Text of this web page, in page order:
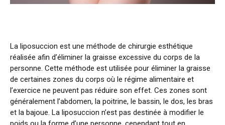
La liposuccion est une méthode de chirurgie esthétique
réalisée afin d’éliminer la graisse excessive du corps de la
personne. Cette méthode est utilisée pour éliminer la graisse
de certaines zones du corps où le régime alimentaire et
l’exercice ne peuvent pas réduire son effet. Ces zones sont
généralement l’abdomen, la poitrine, le bassin, le dos, les bras
et la bajoue. La liposuccion n’est pas destinée à modifier le